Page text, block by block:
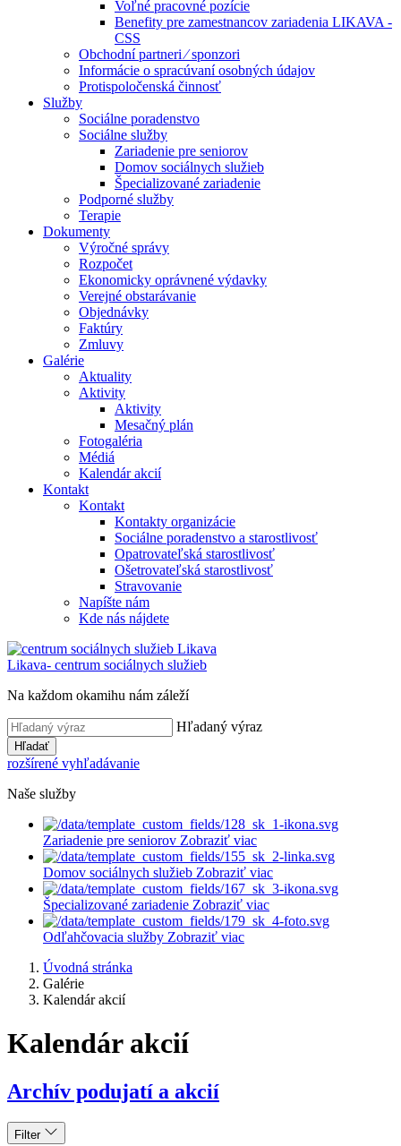
Voľné pracovné pozície
Benefity pre zamestnancov zariadenia LIKAVA -
CSS
Obchodní partneri ⁄ sponzori
Informácie o spracúvaní osobných údajov
Protispoločenská činnosť
Služby
Sociálne poradenstvo
Sociálne služby
Zariadenie pre seniorov
Domov sociálnych služieb
Špecializované zariadenie
Podporné služby
Terapie
Dokumenty
Výročné správy
Rozpočet
Ekonomicky oprávnené výdavky
Verejné obstarávanie
Objednávky
Faktúry
Zmluvy
Galérie
Aktuality
Aktivity
Aktivity
Mesačný plán
Fotogaléria
Médiá
Kalendár akcií
Kontakt
Kontakt
Kontakty organizácie
Sociálne poradenstvo a starostlivosť
Opatrovateľská starostlivosť
Ošetrovateľská starostlivosť
Stravovanie
Napíšte nám
Kde nás nájdete
Likava- centrum sociálnych služieb
Na každom okamihu nám záleží
Hľadaný výraz
Hľadať
rozšírené vyhľadávanie
Naše služby
Zariadenie pre seniorov Zobraziť viac
Domov sociálnych služieb Zobraziť viac
Špecializované zariadenie Zobraziť viac
Odľahčovacia služby Zobraziť viac
Úvodná stránka
Galérie
Kalendár akcií
Kalendár akcií
Archív podujatí a akcií
Filter